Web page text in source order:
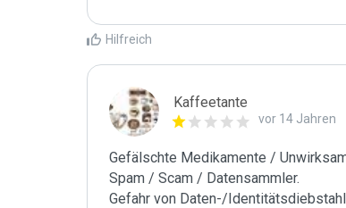
Hilfreich
Kaffeetante
vor 14 Jahren
Gefälschte Medikamente /
Spam / Scam / Datensammler.
Gefahr von Daten-/